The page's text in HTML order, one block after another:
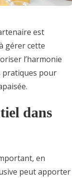
est
gérer cette
l’harmonie
pratiques pour
dans
en
peut apporter